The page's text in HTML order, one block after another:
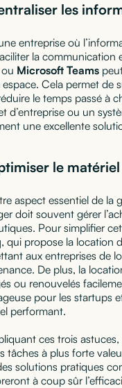
les
entreprise où
la communication
ou Microsoft Teams
espace. Cela permet de
le temps passé à
d’entreprise ou un
une excellente
le
aspect essentiel de la
doit souvent gérer
Pour simplifier
, qui propose la location
aux entreprises de
De plus, la
ou renouvelés
pour les startups
performant.
ces trois
tâches à plus forte
solutions pratiques
à coup sûr